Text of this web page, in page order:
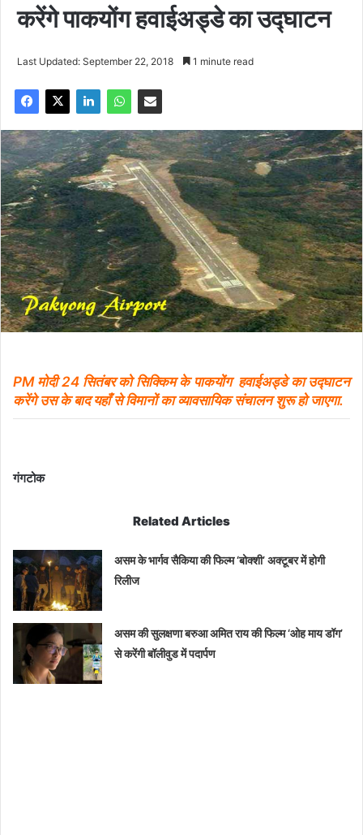
करेंगे पाकयोंग हवाईअड्डे का उद्घाटन
Last Updated: September 22, 2018 1 minute read
PM मोदी24 सितंबर को सिक्किम के पाकयोंग हवाईअड्डे का उद्घाटन
करेंगे उस के बाद यहाँ से विमानों का व्यावसायिक संचालन शुरू हो जाएगा.
गंगटोक
Related Articles
असम के भार्गव सैकिया की फिल्म ‘बोक्शी’ अक्टूबर में होगी
रिलीज
असम की सुलक्षणा बरुआ अमित राय की फिल्म ‘ओह माय डॉग’
से करेंगी बॉलीवुड में पदार्पण